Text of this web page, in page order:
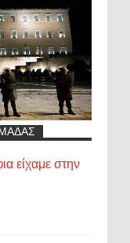
είχαμε στην